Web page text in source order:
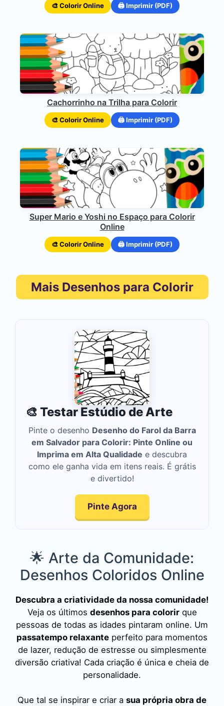
🎨 Colorir Online 🖨️ Imprimir (PDF)
Cachorrinho na Trilha para Colorir
🎨 Colorir Online 🖨️ Imprimir (PDF)
Super Mario e Yoshi no Espaço para Colorir
Online
🎨 Colorir Online 🖨️ Imprimir (PDF)
Mais Desenhos para Colorir
🎨 Testar Estúdio de Arte
Pinte o desenho Desenho do Farol da Barra
em Salvador para Colorir: Pinte Online ou
Imprima em Alta Qualidade e descubra
como ele ganha vida em itens reais. É grátis
e divertido!
Pinte Agora
🌟 Arte da Comunidade:
Desenhos Coloridos Online
Descubra a criatividade da nossa comunidade!
Veja os últimos desenhos para colorirque
pessoas de todas as idades pintaram online. Um
passatempo relaxante perfeito para momentos
de lazer, redução de estresse ou simplesmente
diversão criativa! Cada criação é única e cheia de
personalidade.
Que tal se inspirar e criar a sua própria obra de